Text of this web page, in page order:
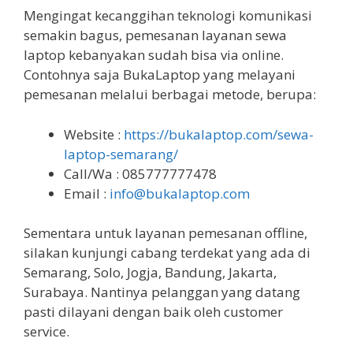
Mengingat kecanggihan teknologi komunikasi
semakin bagus, pemesanan layanan sewa
laptop kebanyakan sudah bisa via online.
Contohnya saja BukaLaptop yang melayani
pemesanan melalui berbagai metode, berupa:
Website : https://bukalaptop.com/sewa-
laptop-semarang/
Call/Wa : 085777777478
Email : info@bukalaptop.com
Sementara untuk layanan pemesanan offline,
silakan kunjungi cabang terdekat yang ada di
Semarang, Solo, Jogja, Bandung, Jakarta,
Surabaya. Nantinya pelanggan yang datang
pasti dilayani dengan baik oleh customer
service.